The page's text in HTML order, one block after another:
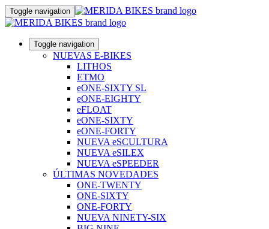
Toggle navigation
Toggle navigation
NUEVAS E-BIKES
LITHOS
ETMO
eONE-SIXTY SL
eONE-EIGHTY
eFLOAT
eONE-SIXTY
eONE-FORTY
NUEVA eSCULTURA
NUEVA eSILEX
NUEVA eSPEEDER
ÚLTIMAS NOVEDADES
ONE-TWENTY
ONE-SIXTY
ONE-FORTY
NUEVA NINETY-SIX